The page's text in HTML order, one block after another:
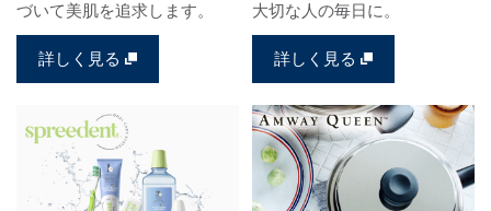
づいて美肌を追求します。
詳しく見る
大切な人の毎日に。
詳しく見る